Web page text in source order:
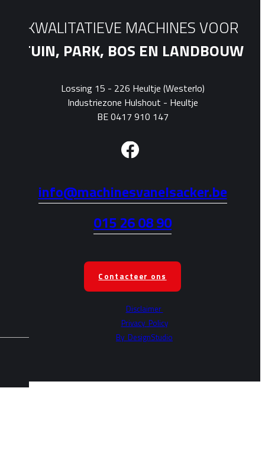
KWALITATIEVE MACHINES VOOR
TUIN, PARK, BOS EN LANDBOUW
Lossing 15 - 226 Heultje (Westerlo)
Industriezone Hulshout - Heultje
BE 0417 910 147
info@machinesvanelsacker.be
015 26 08 90
Contacteer ons
Disclaimer
Privacy Policy
By DesignStudio